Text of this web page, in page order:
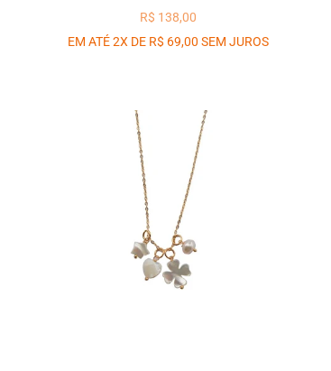
PREÇO PROMOCIONAL
R$ 138,00
EM ATÉ 2X DE R$ 69,00 SEM JUROS